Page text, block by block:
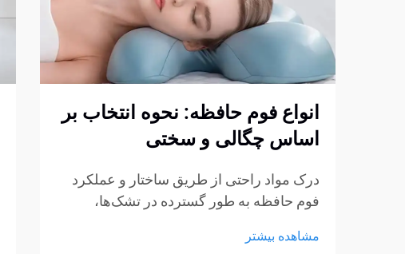
انواع فوم حافظه: نحوه انتخاب بر
اساس چگالی و سختی
درک مواد راحتی از طریق ساختار و عملکرد
فوم حافظه به طور گسترده در تشک‌ها،
می‌شود، اما هنوز بسیاری از خریداران در
مشاهده بیشتر